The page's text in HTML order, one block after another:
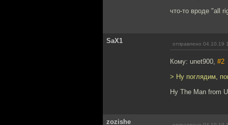
что-то вроде "all
SaX1 отправлено 04.10.19
Кому: unet900, #2
> Ну поглядим,
Ну The Man from
zozishe